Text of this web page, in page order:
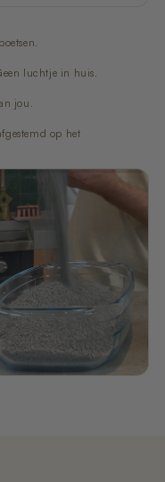
luchtje in huis.
jou.
op het